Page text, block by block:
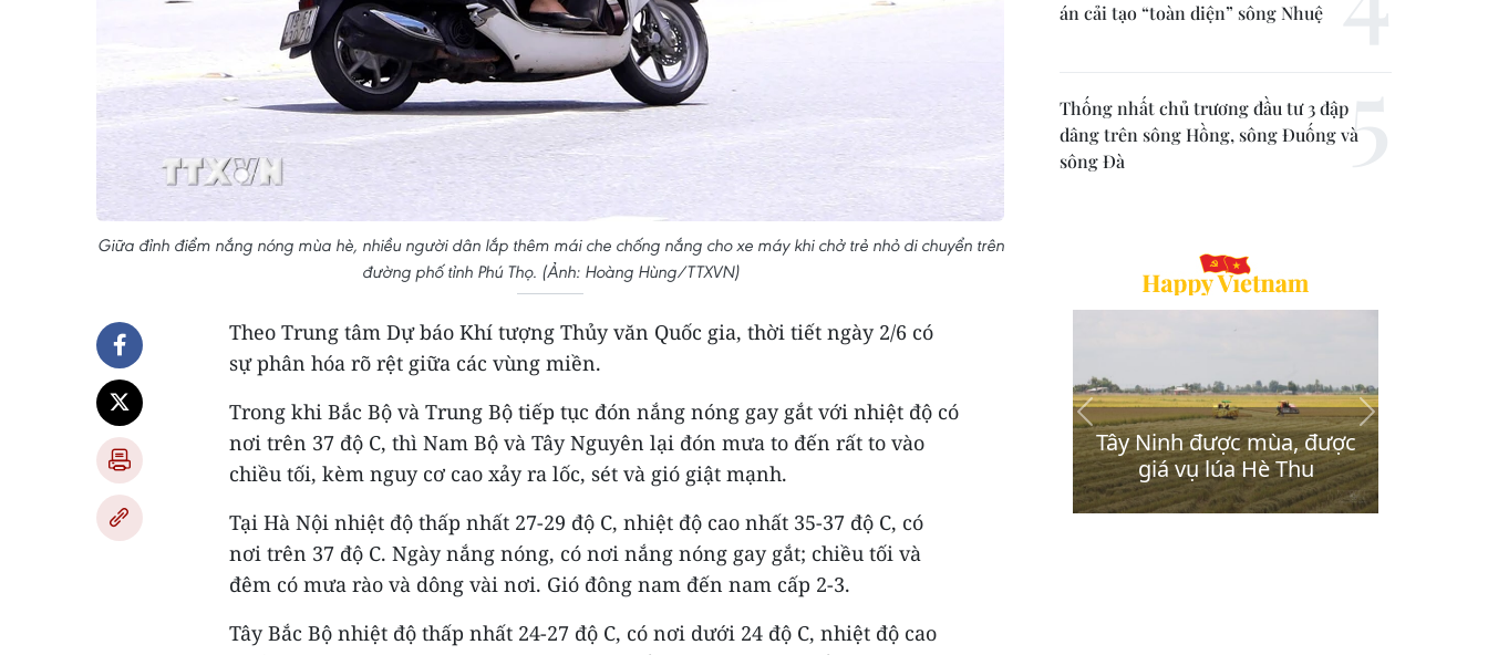
Giữa đỉnh điểm nắng nóng mùa hè, nhiều người dân lắp thêm mái che chống nắng cho xe máy khi chở trẻ nhỏ di chuyển trên
đường phố tỉnh Phú Thọ. (Ảnh: Hoàng Hùng/TTXVN)
Theo Trung tâm Dự báo Khí tượng Thủy văn Quốc gia, thời tiết ngày 2/6 có
sự phân hóa rõ rệt giữa các vùng miền.
Trong khi Bắc Bộ và Trung Bộ tiếp tục đón nắng nóng gay gắt với nhiệt độ có
nơi trên 37 độ C, thì Nam Bộ và Tây Nguyên lại đón mưa to đến rất to vào
chiều tối, kèm nguy cơ cao xảy ra lốc, sét và gió giật mạnh.
Tại Hà Nội nhiệt độ thấp nhất 27-29 độ C, nhiệt độ cao nhất 35-37 độ C, có
nơi trên 37 độ C. Ngày nắng nóng, có nơi nắng nóng gay gắt; chiều tối và
đêm có mưa rào và dông vài nơi. Gió đông nam đến nam cấp 2-3.
Tây Bắc Bộ nhiệt độ thấp nhất 24-27 độ C, có nơi dưới 24 độ C, nhiệt độ cao
án cải tạo “toàn diện” sông Nhuệ
Thống nhất chủ trương đầu tư 3 đập
dâng trên sông Hồng, sông Đuống và
sông Đà